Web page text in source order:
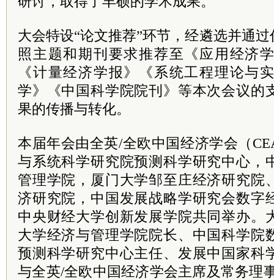
大会特设“论文推荐”环节，经遴选并通
照主题和期刊要求推荐至《应用经济
《计量经济学报》《系统工程理论与
学》《中国科学院院刊》等本次会议的
果的传播与转化。
本届年会由全英/全欧中国经济学会（
与系统科学研究院预测科学研究中心，
管理学院，厦门大学邹至庄经济研究院
济研究院，中国发展战略学研究会数字
中央财经大学创新发展学院共同举办。
大学经济与管理学院院长、中国科学院
预测科学研究中心主任、发展中国家科
与全英/全欧中国经济学会主席及常务理